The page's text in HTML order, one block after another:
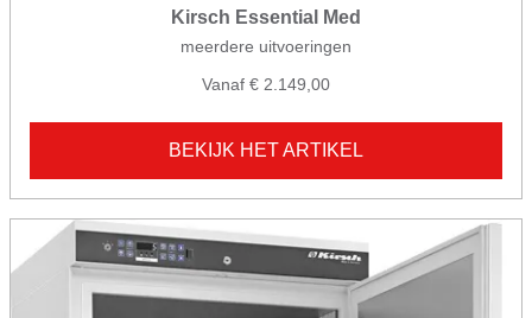
Kirsch Essential Med
meerdere uitvoeringen
Vanaf € 2.149,00
BEKIJK HET ARTIKEL